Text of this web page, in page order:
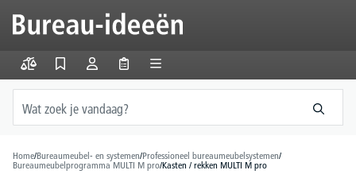
Home/Bureaumeubel- en systemen/Professioneel bureaumeubelsystemen/
Bureaumeubelprogramma MULTI M pro/Kasten / rekken MULTI M pro